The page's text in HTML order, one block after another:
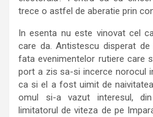
trece o astfel de aberatie prin
In esenta nu este vinovat cel
care da. Antistescu disperat
fata evenimentelor rutiere care
port a zis sa-si incerce norocul
ca si el a fost uimit de
omul si-a vazut interesul,
limitatorul de viteza de pe